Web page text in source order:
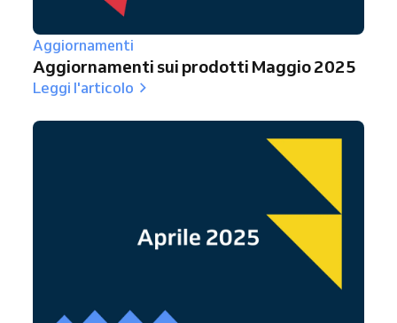
Aggiornamenti
Aggiornamenti sui prodotti Maggio 2025
Leggi l'articolo